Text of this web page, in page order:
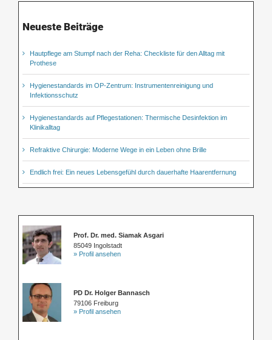
Neueste Beiträge
Hautpflege am Stumpf nach der Reha: Checkliste für den Alltag mit
Prothese
Hygienestandards im OP-Zentrum: Instrumentenreinigung und
Infektionsschutz
Hygienestandards auf Pflegestationen: Thermische Desinfektion im
Klinikalltag
Refraktive Chirurgie: Moderne Wege in ein Leben ohne Brille
Endlich frei: Ein neues Lebensgefühl durch dauerhafte Haarentfernung
Prof. Dr. med. Siamak Asgari
85049 Ingolstadt
» Profil ansehen
PD Dr. Holger Bannasch
79106 Freiburg
» Profil ansehen